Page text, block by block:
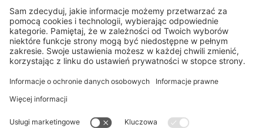
zaciemniająca, 60 x 130 cm, szaro-beżowy mat
Lepsze zaciemnienie dzięki grubszej konstrukcji lameli
Skuteczna ochrona prywatności